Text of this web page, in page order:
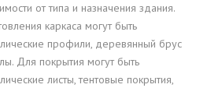
от типа и назначения здания.
каркаса могут быть
профили, деревянный брус
Для покрытия могут быть
листы, тентовые покрытия,